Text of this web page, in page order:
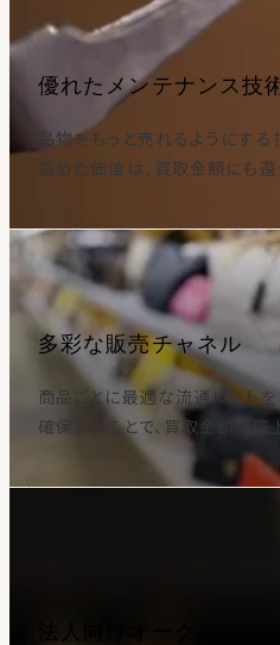
優れたメンテナンス技
品物をもっと売れるようにする
高めた価値は、買取金額にも還
多彩な販売チャネル
商品ごとに最適な流通ルートを
確保することで、買取金額の底
法人向けオークション